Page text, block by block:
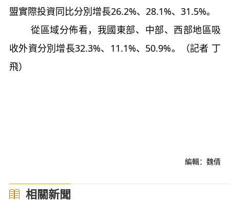
盟實際投資同比分別增長26.2%、28.1%、31.5%。
從區域分佈看，我國東部、中部、西部地區吸
收外資分別增長32.3%、11.1%、50.9%。（記者 丁
飛）
編輯：魏倩
相關新聞